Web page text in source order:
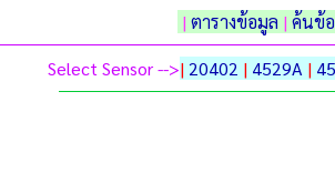
| ตารางข้อมูล | ค้นข้
Select Sensor -->| 20402 | 4529A |